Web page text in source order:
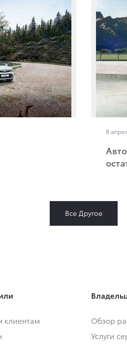
8
Все Другое
клиентам
Обзор
Услуги